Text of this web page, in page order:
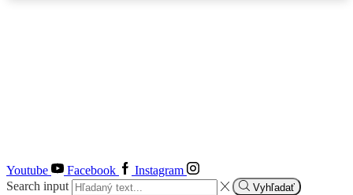
Youtube Facebook
Instagram
Search input
Vyhľadať